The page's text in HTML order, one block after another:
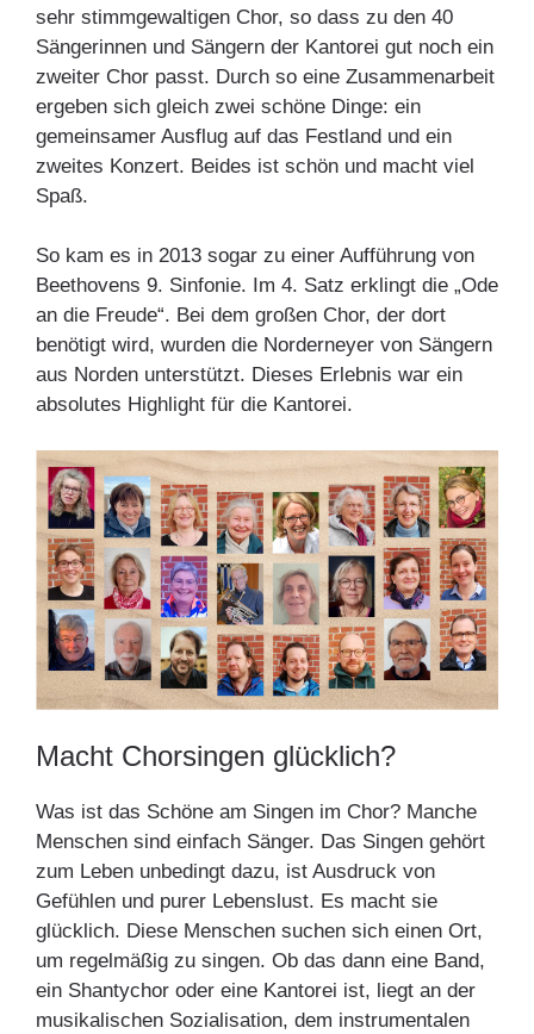
sehr stimmgewaltigen Chor, so dass zu den 40
Sängerinnen und Sängern der Kantorei gut noch ein
zweiter Chor passt. Durch so eine Zusammenarbeit
ergeben sich gleich zwei schöne Dinge: ein
gemeinsamer Ausflug auf das Festland und ein
zweites Konzert. Beides ist schön und macht viel
Spaß.
So kam es in 2013 sogar zu einer Aufführung von
Beethovens 9. Sinfonie. Im 4. Satz erklingt die „Ode
an die Freude“. Bei dem großen Chor, der dort
benötigt wird, wurden die Norderneyer von Sängern
aus Norden unterstützt. Dieses Erlebnis war ein
absolutes Highlight für die Kantorei.
Macht Chorsingen glücklich?
Was ist das Schöne am Singen im Chor? Manche
Menschen sind einfach Sänger. Das Singen gehört
zum Leben unbedingt dazu, ist Ausdruck von
Gefühlen und purer Lebenslust. Es macht sie
glücklich. Diese Menschen suchen sich einen Ort,
um regelmäßig zu singen. Ob das dann eine Band,
ein Shantychor oder eine Kantorei ist, liegt an der
musikalischen Sozialisation, dem instrumentalen